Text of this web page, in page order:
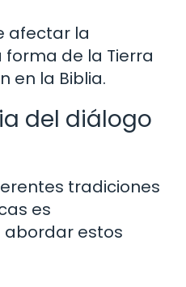
afectar la
de la Tierra
en la Biblia.
del diálogo
tradiciones
es
estos